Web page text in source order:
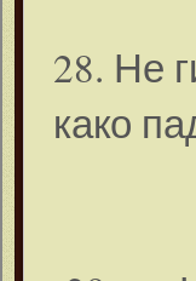
28. Не
како